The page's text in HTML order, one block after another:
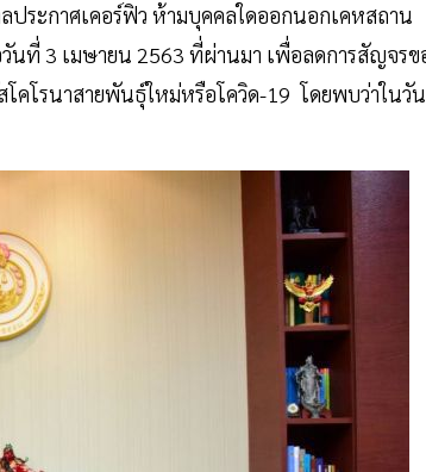
ประกาศเคอร์ฟิว ห้ามบุคคลใดออกนอกเคหสถาน
วันที่ 3 เมษายน 2563 ที่ผ่านมา เพื่อลดการสัญจรข
คโรนาสายพันธุ์ใหม่หรือโควิด-19 โดยพบว่าในวั